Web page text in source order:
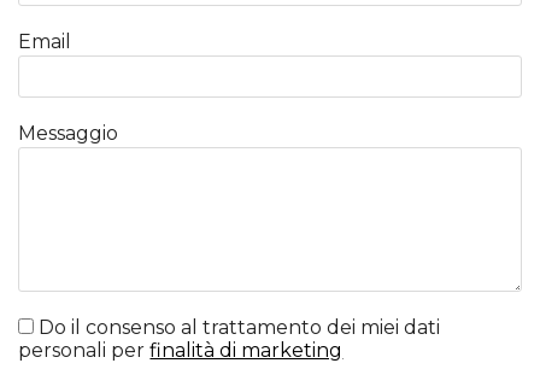
Email
Messaggio
Do il consenso al trattamento dei miei dati
personali perfinalità di marketing